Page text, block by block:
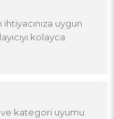
uygun
kolayca
ve kategori uyumu